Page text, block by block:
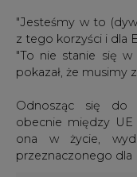
"Jesteśmy w to
z tego korzyści i dla
"To nie stanie się
pokazał, że musimy
Odnosząc się do
obecnie między UE
ona w życie,
przeznaczonego dla